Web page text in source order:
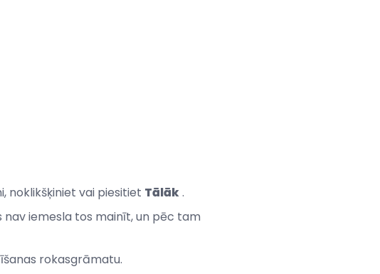
noklikšķiniet vai piesitiet Tālāk.
nav iemesla tos mainīt, un pēc tam
rokasgrāmatu.